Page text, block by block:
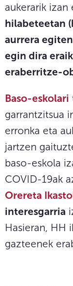
aukerarik izan
hilabeteetan
aurrera
egin dira
eraberritze-
Baso-eskolari
garrantzitsua
erronka eta
jartzen
baso-eskola
COVID-19ak
Orereta
interesgarria
Hasieran, HH
gazteenek